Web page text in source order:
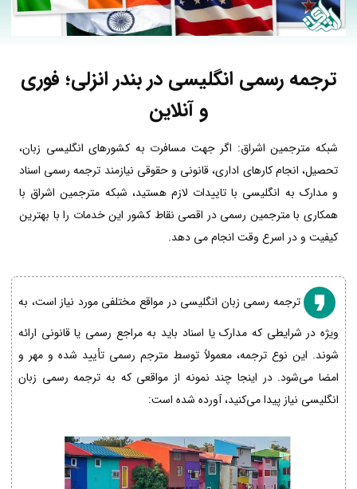
ترجمه رسمی انگلیسی در بندر انزلی؛ فوری
و آنلاین
شبکه مترجمین اشراق: اگر جهت مسافرت به کشورهای انگلیسی زبان،
تحصیل، انجام کارهای اداری، قانونی و حقوقی نیازمند ترجمه رسمی اسناد
و مدارک به انگلیسی با تاییدات لازم هستید، شبکه مترجمین اشراق با
همکاری با مترجمین رسمی در اقصی نقاط کشور این خدمات را با بهترین
کیفیت و در اسرع وقت انجام می دهد.
ترجمه رسمی زبان انگلیسی در مواقع مختلفی مورد نیاز است، به
ویژه در شرایطی که مدارک یا اسناد باید به مراجع رسمی یا قانونی ارائه
شوند. این نوع ترجمه، معمولاً توسط مترجم رسمی تأیید شده و مهر و
امضا می‌شود. در اینجا چند نمونه از مواقعی که به ترجمه رسمی زبان
انگلیسی نیاز پیدا می‌کنید، آورده شده است: